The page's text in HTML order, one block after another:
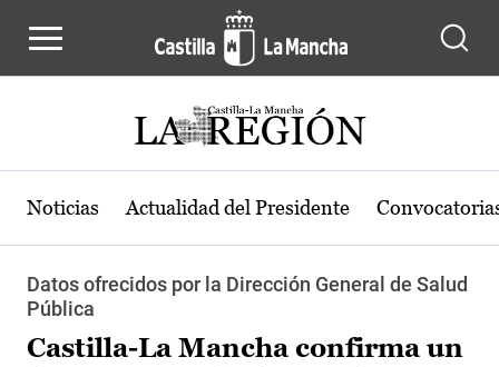
Noticias Actualidad del Presidente
Datos ofrecidos por la Dirección General de Salud
Pública
Castilla-La Mancha confirma un